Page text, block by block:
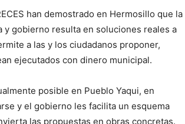
han demostrado en Hermosillo que la
gobierno resulta en soluciones reales a
a las y los ciudadanos proponer,
ejecutados con dinero municipal.
posible en Pueblo Yaqui, en
y el gobierno les facilita un esquema
las propuestas en obras concretas.